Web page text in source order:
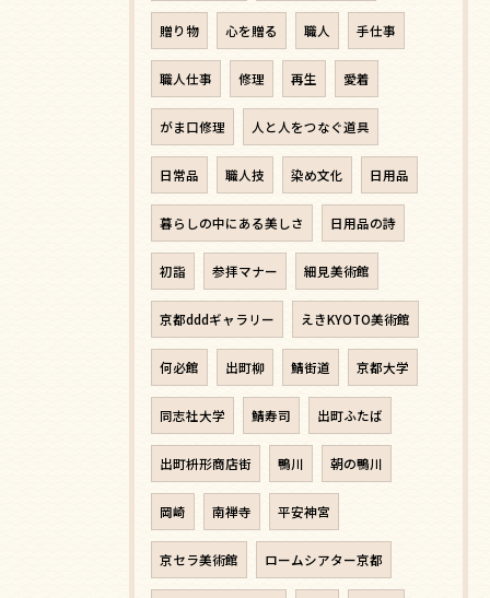
贈り物 心を贈る 職人 手仕事
職人仕事 修理 再生 愛着
がま口修理 人と人をつなぐ道具
日常品 職人技 染め文化 日用品
暮らしの中にある美しさ 日用品の詩
初詣 参拝マナー 細見美術館
京都dddギャラリー えきKYOTO美術館
何必館 出町柳 鯖街道 京都大学
同志社大学 鯖寿司 出町ふたば
出町枡形商店街 鴨川 朝の鴨川
岡崎 南禅寺 平安神宮
京セラ美術館 ロームシアター京都